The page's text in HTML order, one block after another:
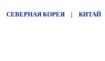
СЕВЕРНАЯ КОРЕЯ | КИТАЙ